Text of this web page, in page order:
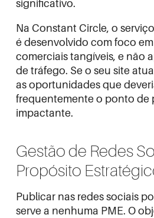
significativo.
Na Constant Circle, o
é desenvolvido com foco
comerciais tangíveis, e não
de tráfego. Se o seu site
as oportunidades que
frequentemente o ponto de
impactante.
Gestão de Redes
Propósito
Publicar nas redes sociais
serve a nenhuma PME. O